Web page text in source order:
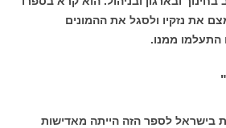
את נזקיו ולסגל את ההמונים
ממנו.
בישראל לספר הזה הייתה מאדישות